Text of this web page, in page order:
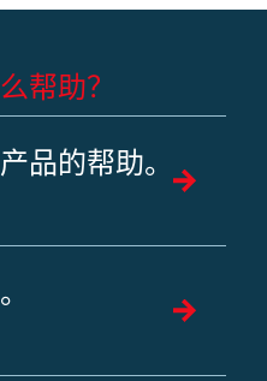
帮助？
品的帮助。